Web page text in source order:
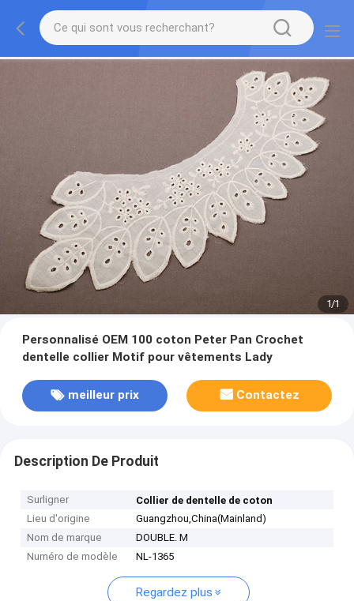
1/1
Personnalisé OEM 100 coton Peter Pan Crochet
dentelle collier Motif pour vêtements Lady
meilleur prix Contactez
Description De Produit
Surligner
Collier de dentelle de coton
Lieu d'origine
Guangzhou,China(Mainland)
Nom de marque
DOUBLE. M
Numéro de modèle
NL-1365
Regardez plus